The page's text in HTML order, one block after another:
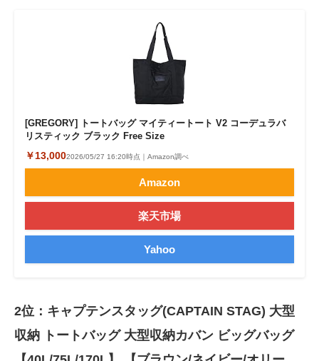
[GREGORY] トートバッグ マイティートート V2 コーデュラバ
リスティック ブラック Free Size
￥13,0002026/05/27 16:20時点｜Amazon調べ
Amazon
楽天市場
Yahoo
2位：キャプテンスタッグ(CAPTAIN STAG) 大型
収納 トートバッグ 大型収納カバン ビッグバッグ